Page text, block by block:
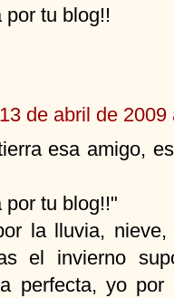
por tu blog!!
13 de abril de 2009
esa amigo,
por tu blog!!"
la lluvia,
el invierno
perfecta, yo por